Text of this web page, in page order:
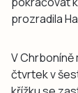
prozradila
V Chrboníně
čtvrtek v